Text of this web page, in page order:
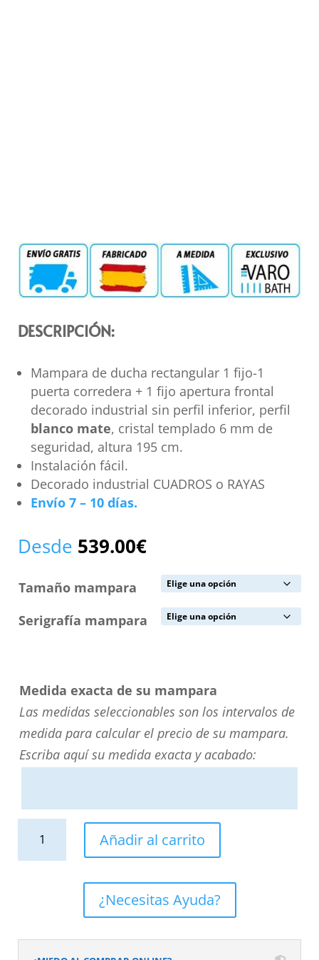
DESCRIPCIÓN:
Mampara de ducha rectangular 1 fijo-1
puerta corredera + 1 fijo apertura frontal
decorado industrial sin perfil inferior, perfil
blanco mate, cristal templado 6 mm de
seguridad, altura 195 cm.
Instalación fácil.
Decorado industrial CUADROS o RAYAS
Envío 7 – 10 días.
Desde 539.00€
Tamaño mampara
Serigrafía mampara
Medida exacta de su mampara
Las medidas seleccionables son los intervalos de
medida para calcular el precio de su mampara.
Escriba aquí su medida exacta y acabado:
apertura
Añadir al carrito
¿Necesitas Ayuda?